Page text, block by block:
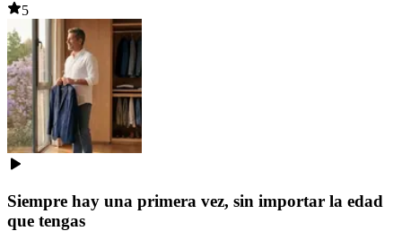
5
Siempre hay una primera vez, sin importar la edad
que tengas